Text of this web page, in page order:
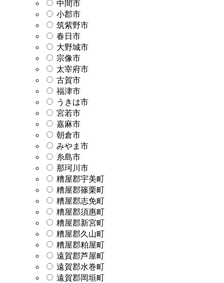
中間市
小郡市
筑紫野市
春日市
大野城市
宗像市
太宰府市
古賀市
福津市
うきは市
宮若市
嘉麻市
朝倉市
みやま市
糸島市
那珂川市
糟屋郡宇美町
糟屋郡篠栗町
糟屋郡志免町
糟屋郡須惠町
糟屋郡新宮町
糟屋郡久山町
糟屋郡粕屋町
遠賀郡芦屋町
遠賀郡水巻町
遠賀郡岡垣町